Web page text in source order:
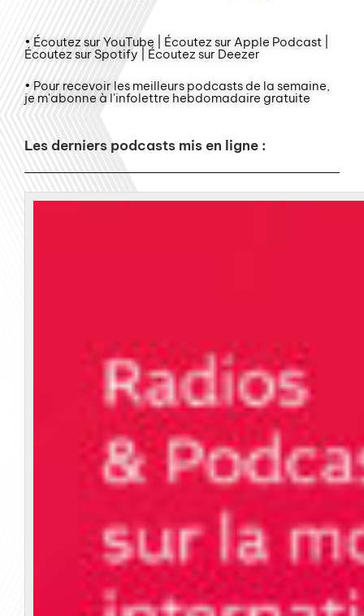
• Écoutez sur YouTube | Écoutez sur Apple Podcast |
Écoutez sur Spotify | Écoutez sur Deezer
• Pour recevoir les meilleurs podcasts de la semaine,
je m'abonne à l'infolettre hebdomadaire gratuite
Les derniers podcasts mis en ligne :